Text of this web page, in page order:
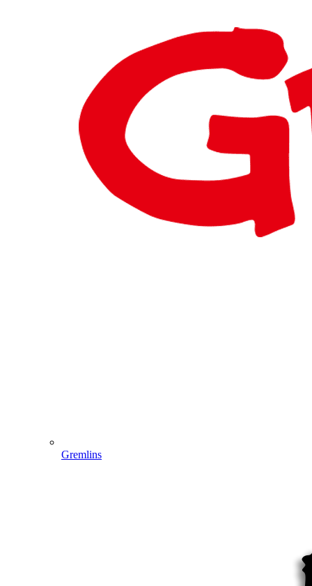
Gremlins